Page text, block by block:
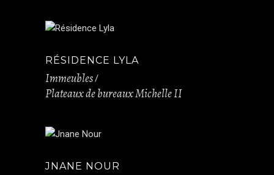
RÉSIDENCE LYLA
Immeubles
Plateaux de bureaux Michelle II
JNANE NOUR